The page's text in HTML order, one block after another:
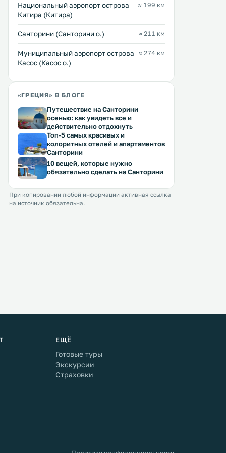
услугам гостей чистые номера с
бесплатным беспроводным
доступом в Интернет,
круглосуточная стойка
регистрации и 2 бара. .
Перейти →
апартаментов
Национальный аэропорт острова
Китира (Китира)
≈ 199 км
Санторини (Санторини о.) ≈ 211 км
Муниципальный аэропорт острова
Касос (Касос о.)
≈ 274 км
«ГРЕЦИЯ» В БЛОГЕ
Путешествие на Санторини
осенью: как увидеть все и
действительно отдохнуть
Топ-5 самых красивых и
колоритных отелей и апартаментов
Санторини
10 вещей, которые нужно
обязательно сделать на Санторини
При копировании любой информации активная ссылка
на источник обязательна.
ЕЩЁ
Готовые туры
Экскурсии
Страховки